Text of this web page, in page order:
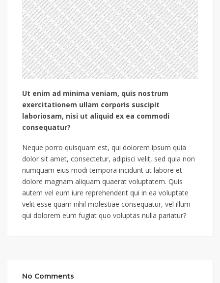
Ut enim ad minima veniam, quis nostrum
exercitationem ullam corporis suscipit
laboriosam, nisi ut aliquid ex ea commodi
consequatur?
Neque porro quisquam est, qui dolorem ipsum quia
dolor sit amet, consectetur, adipisci velit, sed quia non
numquam eius modi tempora incidunt ut labore et
dolore magnam aliquam quaerat voluptatem. Quis
autem vel eum iure reprehenderit qui in ea voluptate
velit esse quam nihil molestiae consequatur, vel illum
qui dolorem eum fugiat quo voluptas nulla pariatur?
No Comments